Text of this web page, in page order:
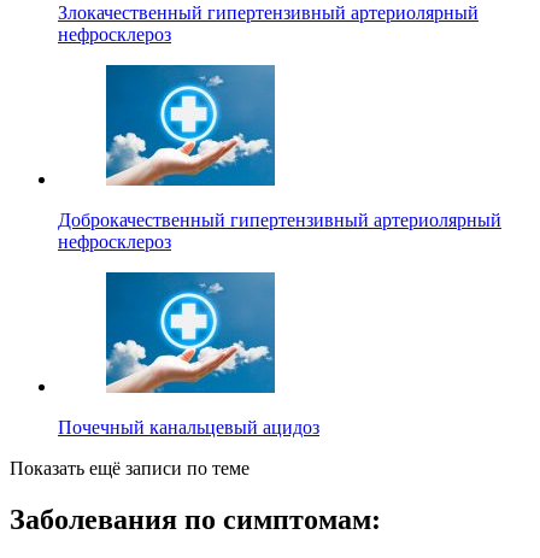
Злокачественный гипертензивный артериолярный
нефросклероз
Доброкачественный гипертензивный артериолярный
нефросклероз
Почечный канальцевый ацидоз
Показать ещё записи по теме
Заболевания по симптомам: